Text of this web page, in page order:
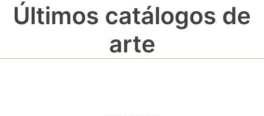
Últimos catálogos de
arte